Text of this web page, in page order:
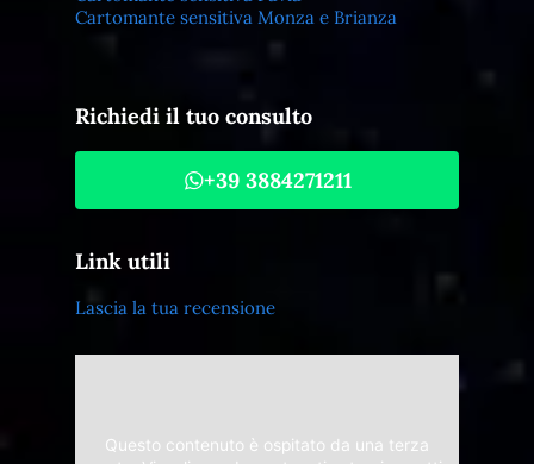
Cartomante sensitiva Monza e Brianza
Richiedi il tuo consulto
+39 3884271211
Link utili
Lascia la tua recensione
Questo contenuto è ospitato da una terza